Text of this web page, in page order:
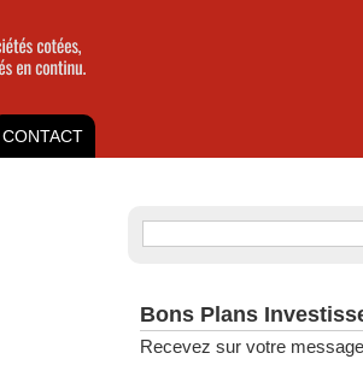
CONTACT
Bons Plans
Recevez sur votre